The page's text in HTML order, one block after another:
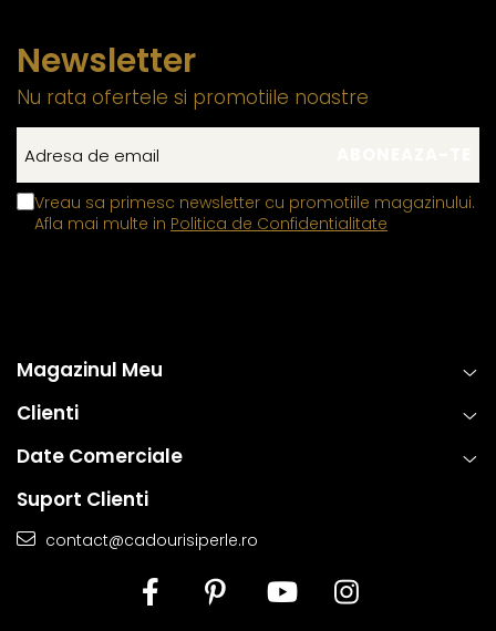
Newsletter
Nu rata ofertele si promotiile noastre
Vreau sa primesc newsletter cu promotiile magazinului.
Afla mai multe in Politica de Confidentialitate
Magazinul Meu
Clienti
Date Comerciale
Suport Clienti
contact@cadourisiperle.ro